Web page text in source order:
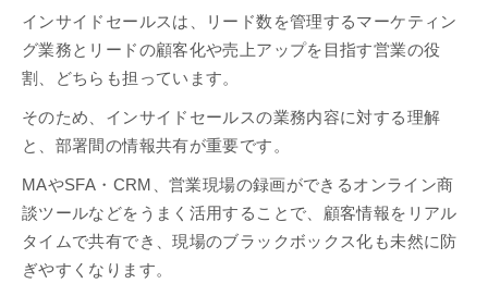
インサイドセールスは、リード数を管理するマーケティン
グ業務とリードの顧客化や売上アップを目指す営業の役
割、どちらも担っています。
そのため、インサイドセールスの業務内容に対する理解
と、部署間の情報共有が重要です。
MAやSFA・CRM、営業現場の録画ができるオンライン商
談ツールなどをうまく活用することで、顧客情報をリアル
タイムで共有でき、現場のブラックボックス化も未然に防
ぎやすくなります。